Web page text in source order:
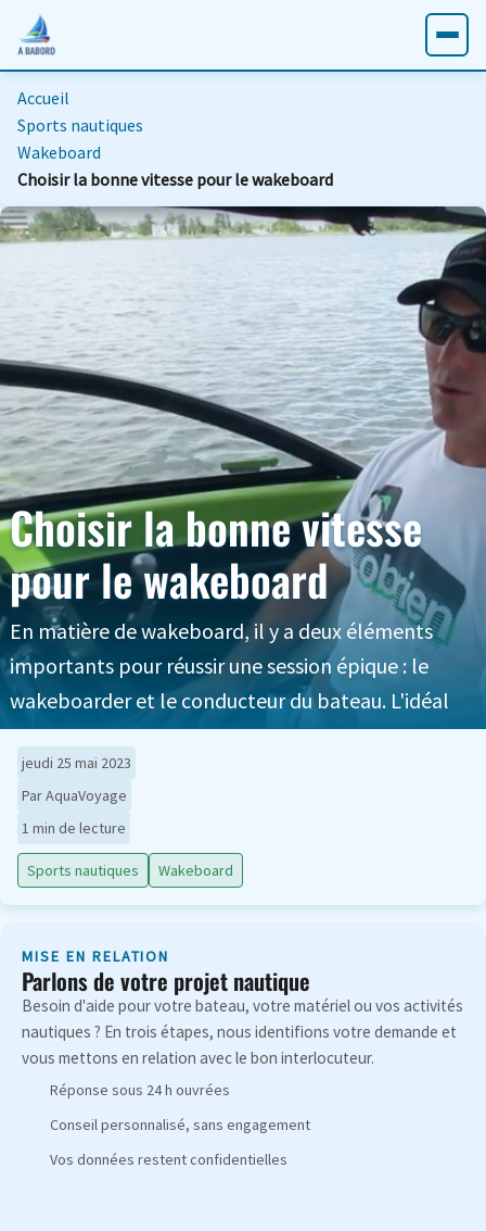
Accueil
Sports nautiques
Wakeboard
Choisir la bonne vitesse pour le wakeboard
Choisir la bonne vitesse
pour le wakeboard
En matière de wakeboard, il y a deux éléments
importants pour réussir une session épique : le
wakeboarder et le conducteur du bateau. L'idéal
jeudi 25 mai 2023
Par AquaVoyage
1 min de lecture
Sports nautiques Wakeboard
MISE EN RELATION
Parlons de votre projet nautique
Besoin d'aide pour votre bateau, votre matériel ou vos activités
nautiques ? En trois étapes, nous identifions votre demande et
vous mettons en relation avec le bon interlocuteur.
Réponse sous 24 h ouvrées
Conseil personnalisé, sans engagement
Vos données restent confidentielles